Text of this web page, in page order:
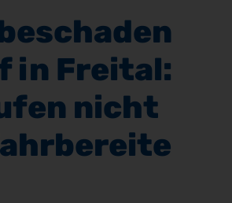
in Freital:
nicht